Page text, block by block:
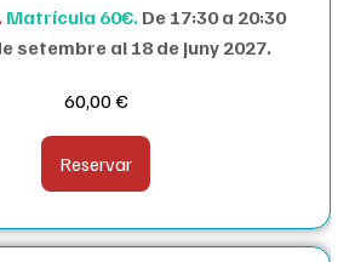
Matrícula 60€. De 17:30 a 20:30
setembre al 18 de juny 2027.
60,00€
Reservar